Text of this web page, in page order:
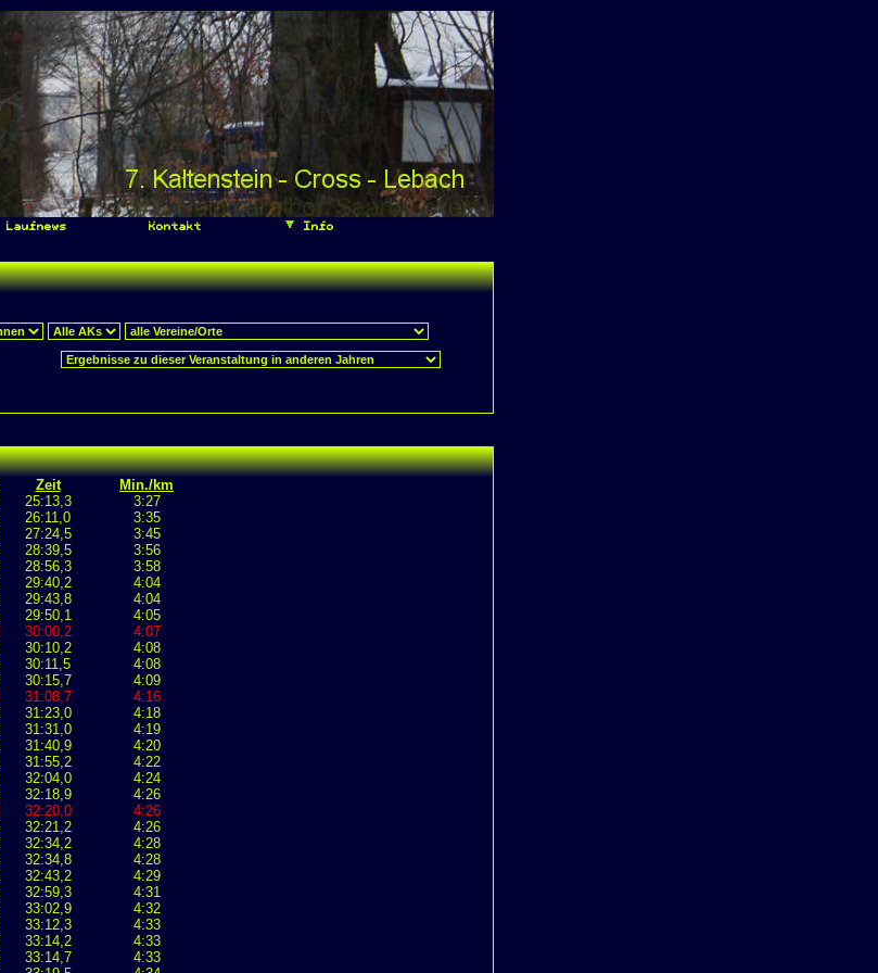
Laufnews Kontakt Info
Zeit
Min./km
25:13,3
3:27
26:11,0
3:35
27:24,5
3:45
28:39,5
3:56
28:56,3
3:58
29:40,2
4:04
29:43,8
4:04
29:50,1
4:05
30:00,2
4:07
30:10,2
4:08
30:11,5
4:08
30:15,7
4:09
31:08,7
4:16
31:23,0
4:18
31:31,0
4:19
31:40,9
4:20
31:55,2
4:22
32:04,0
4:24
32:18,9
4:26
32:20,0
4:26
32:21,2
4:26
32:34,2
4:28
32:34,8
4:28
32:43,2
4:29
32:59,3
4:31
33:02,9
4:32
33:12,3
4:33
33:14,2
4:33
33:14,7
4:33